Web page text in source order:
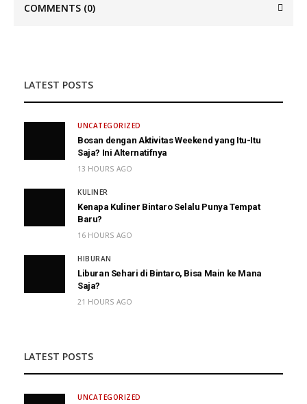
COMMENTS (0)
LATEST POSTS
UNCATEGORIZED
Bosan dengan Aktivitas Weekend yang Itu-Itu
Saja? Ini Alternatifnya
13 HOURS AGO
KULINER
Kenapa Kuliner Bintaro Selalu Punya Tempat
Baru?
16 HOURS AGO
HIBURAN
Liburan Sehari di Bintaro, Bisa Main ke Mana
Saja?
21 HOURS AGO
LATEST POSTS
UNCATEGORIZED